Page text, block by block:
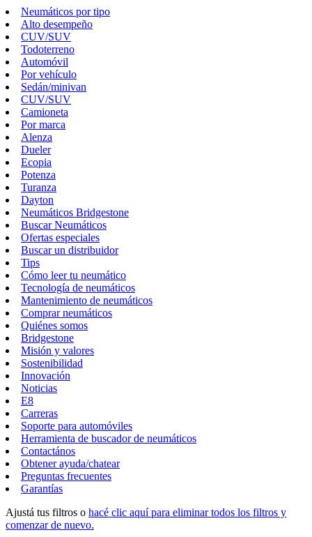
Neumáticos por tipo
Alto desempeño
CUV/SUV
Todoterreno
Automóvil
Por vehículo
Sedán/minivan
CUV/SUV
Camioneta
Por marca
Alenza
Dueler
Ecopia
Potenza
Turanza
Dayton
Neumáticos Bridgestone
Buscar Neumáticos
Ofertas especiales
Buscar un distribuidor
Tips
Cómo leer tu neumático
Tecnología de neumáticos
Mantenimiento de neumáticos
Comprar neumáticos
Quiénes somos
Bridgestone
Misión y valores
Sostenibilidad
Innovación
Noticias
E8
Carreras
Soporte para automóviles
Herramienta de buscador de neumáticos
Contactános
Obtener ayuda/chatear
Preguntas frecuentes
Garantías
Ajustá tus filtros o hacé clic aquí para eliminar todos los filtros y
comenzar de nuevo.